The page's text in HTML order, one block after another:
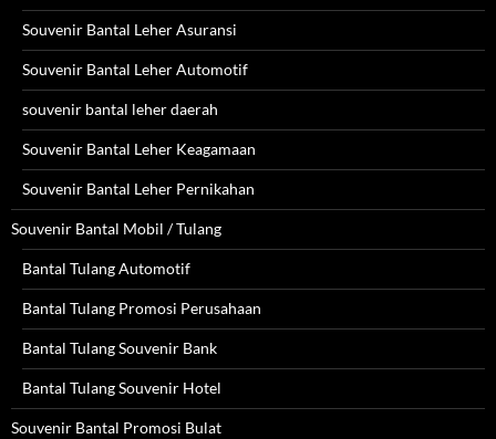
Souvenir Bantal Leher Asuransi
Souvenir Bantal Leher Automotif
souvenir bantal leher daerah
Souvenir Bantal Leher Keagamaan
Souvenir Bantal Leher Pernikahan
Souvenir Bantal Mobil / Tulang
Bantal Tulang Automotif
Bantal Tulang Promosi Perusahaan
Bantal Tulang Souvenir Bank
Bantal Tulang Souvenir Hotel
Souvenir Bantal Promosi Bulat